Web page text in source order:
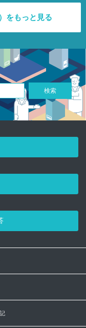
をもっと見る
検索